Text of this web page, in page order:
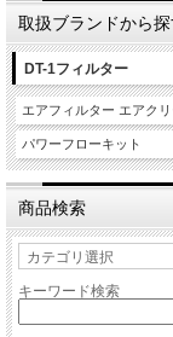
取扱ブランドから探
DT-1フィルター
エアフィルター エアク
パワーフローキット
商品検索
キーワード検索